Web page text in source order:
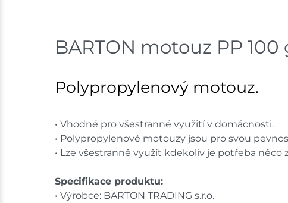
BARTON motouz PP 100
Polypropylenový motouz.
• Vhodné pro všestranné využití v domácnosti.
• Polypropylenové motouzy jsou pro svou
• Lze všestranně využít kdekoliv je potřeba něco
Specifikace produktu:
• Výrobce: BARTON TRADING s.r.o.